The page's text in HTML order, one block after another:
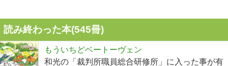
読み終わった本(545冊)
もういちどベートーヴェン
和光の「裁判所職員総合研修所」に入った事が有